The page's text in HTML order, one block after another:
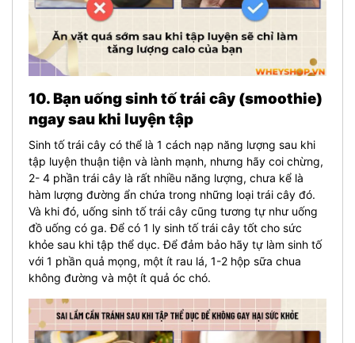
10. Bạn uống sinh tố trái cây (smoothie)
ngay sau khi luyện tập
Sinh tố trái cây có thể là 1 cách nạp năng lượng sau khi
tập luyện thuận tiện và lành mạnh, nhưng hãy coi chừng,
2- 4 phần trái cây là rất nhiều năng lượng, chưa kể là
hàm lượng đường ẩn chứa trong những loại trái cây đó.
Và khi đó, uống sinh tố trái cây cũng tương tự như uống
đồ uống có ga.Để có 1 ly sinh tố trái cây tốt cho sức
khỏe sau khi tập thể dục. Để đảm bảo hãy tự làm sinh tố
với 1 phần quả mọng, một ít rau lá, 1-2 hộp sữa chua
không đường và một ít quả óc chó.